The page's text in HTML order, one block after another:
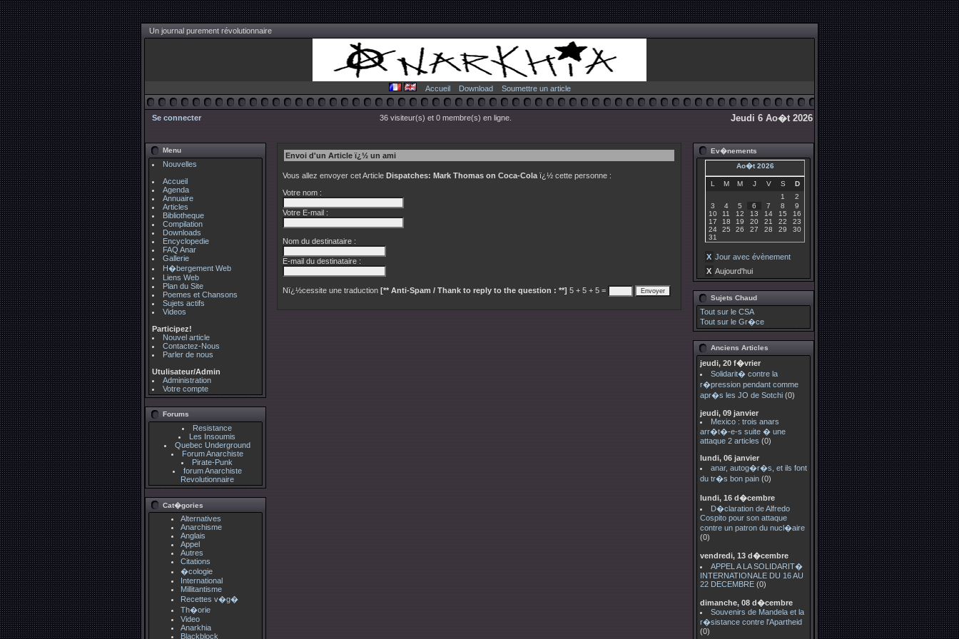
Un journal purement révolutionnaire
Accueil Download Soumettre un article
Se connecter 36 visiteur(s) et 0 membre(s) en ligne. Jeudi 6 Ao�t 2026
Menu
Nouvelles
Accueil
Agenda
Annuaire
Articles
Bibliotheque
Compilation
Downloads
Encyclopedie
FAQ Anar
Gallerie
H�bergement Web
Liens Web
Plan du Site
Poemes et Chansons
Sujets actifs
Videos
Participez!
Nouvel article
Contactez-Nous
Parler de nous
Utulisateur/Admin
Administration
Votre compte
Forums
Resistance
Les Insoumis
Quebec Underground
Forum Anarchiste
Pirate-Punk
forum Anarchiste
Revolutionnaire
Cat�gories
Alternatives
Anarchisme
Anglais
Appel
Autres
Citations
�cologie
International
Millitantisme
Recettes v�g�
Th�orie
Video
Anarkhia
Blackblock
Envoi d'un Article ï¿½ un ami
Vous allez envoyer cet Article Dispatches: Mark Thomas on Coca-Cola ï¿½ cette personne :
Votre nom :
Votre E-mail :
Nom du destinataire :
E-mail du destinataire :
Nï¿½cessite une traduction [** Anti-Spam / Thank to reply to the question : **] 5 + 5 + 5 =
Ev�nements
Ao�t 2026
L M M J V S
D
1
2
3
4 5 6 7 8
9
10
11 12 13 14 15
16
17
18 19 20 21 22
23
24
25 26 27 28 29
30
31
X Jour avec évènement
X Aujourd'hui
Sujets Chaud
Tout sur le CSA
Tout sur le Gr�ce
Anciens Articles
jeudi, 20 f�vrier
Solidarit� contre la
r�pression pendant comme
apr�s les JO de Sotchi (0)
jeudi, 09 janvier
Mexico : trois anars
arr�t�-e-s suite � une
attaque 2 articles (0)
lundi, 06 janvier
anar, autog�r�s, et ils font
du tr�s bon pain (0)
lundi, 16 d�cembre
D�claration de Alfredo
Cospito pour son attaque
contre un patron du nucl�aire
(0)
vendredi, 13 d�cembre
APPEL A LA SOLIDARIT�
INTERNATIONALE DU 16 AU
22 DECEMBRE (0)
dimanche, 08 d�cembre
Souvenirs de Mandela et la
r�sistance contre l'Apartheid
(0)